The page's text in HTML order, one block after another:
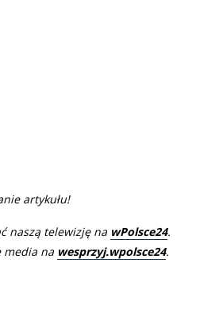
artykułu!
naszą telewizję na wPolsce24.
media na wesprzyj.wpolsce24.